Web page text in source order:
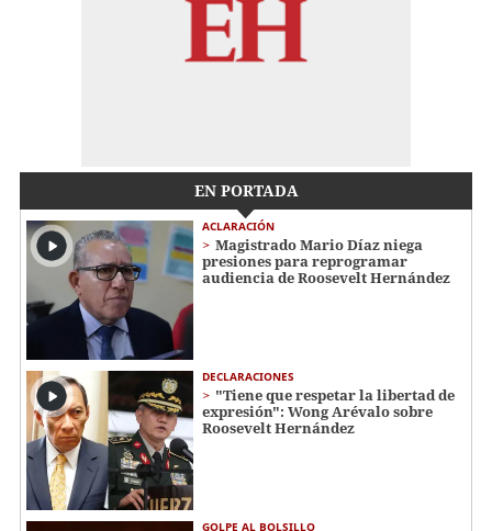
EN PORTADA
ACLARACIÓN
Magistrado Mario Díaz niega
presiones para reprogramar
audiencia de Roosevelt Hernández
DECLARACIONES
"Tiene que respetar la libertad de
expresión": Wong Arévalo sobre
Roosevelt Hernández
GOLPE AL BOLSILLO